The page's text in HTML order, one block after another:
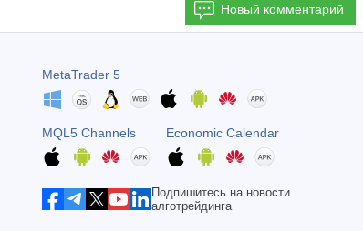
Новый комментарий
MetaTrader 5
MQL5 Channels Economic Calendar
Подпишитесь на новости
алготрейдинга